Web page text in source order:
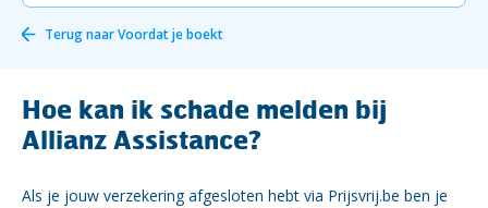
Terug naarVoordat je boekt
Hoe kan ik schade melden bij
Allianz Assistance?
Als je jouw verzekering afgesloten hebt via Prijsvrij.be ben je